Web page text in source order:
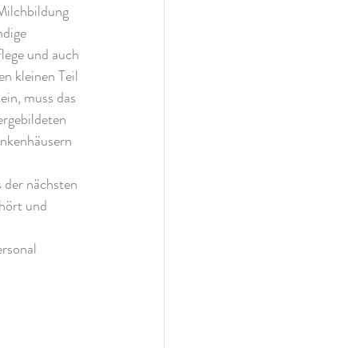
und auch
kleinen Teil
muss das
nächsten
und